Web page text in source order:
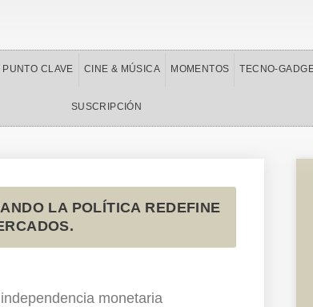
PUNTO CLAVE CINE & MÚSICA MOMENTOS TECNO-
SUSCRIPCIÓN
LA POLÍTICA REDEFINE
monetaria